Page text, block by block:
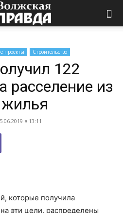
проекты Строительство
122
расселение из
жилья
в 13:11
которые получила
эти цели, распределены